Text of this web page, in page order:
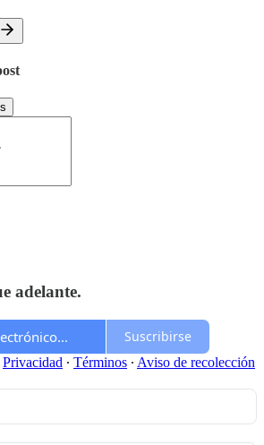
adelante.
Suscribirse
Privacidad ∙ Términos ∙ Aviso de recolección